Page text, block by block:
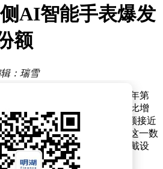
AI智能手表爆发
额
：瑞雪
Research最新报告显示，2026年第
出货量呈现爆发式增长，同比增
优势占据主导地位，市场份额接近
设备中就有九台来自该品牌。这一数
进入大规模商用阶段，智能穿戴设
革。